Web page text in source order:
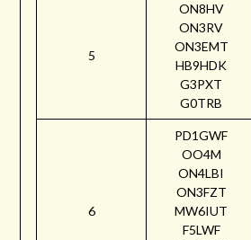
5
ON8HV
ON3RV
ON3EMT
HB9HDK
G3PXT
G0TRB
6
PD1GWF
OO4M
ON4LBI
ON3FZT
MW6IUT
F5LWF